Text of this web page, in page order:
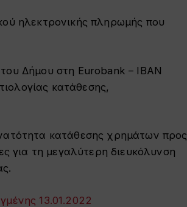
ηλεκτρονικής πληρωμής που
Δήμου στη Eurobank – ΙΒΑΝ
κατάθεσης,
κατάθεσης χρημάτων προς
για τη μεγαλύτερη διευκόλυνση
13.01.2022